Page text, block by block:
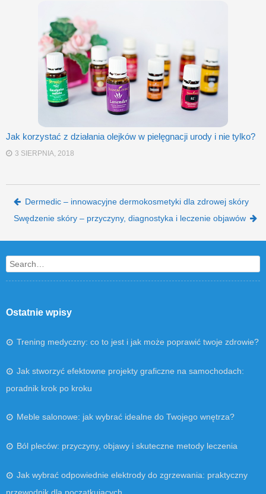
Jak korzystać z działania olejków w pielęgnacji urody i nie tylko?
3 SIERPNIA, 2018
Post navigation
Dermedic – innowacyjne dermokosmetyki dla zdrowej skóry
Swędzenie skóry – przyczyny, diagnostyka i leczenie objawów
Search
Ostatnie wpisy
Trening medyczny: co to jest i jak może poprawić twoje zdrowie?
Jak stworzyć efektowne projekty graficzne na samochodach:
poradnik krok po kroku
Meble salonowe: jak wybrać idealne do Twojego wnętrza?
Ból pleców: przyczyny, objawy i skuteczne metody leczenia
Jak wybrać odpowiednie elektrody do zgrzewania: praktyczny
przewodnik dla początkujących